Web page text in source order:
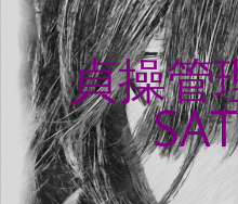
貞操管